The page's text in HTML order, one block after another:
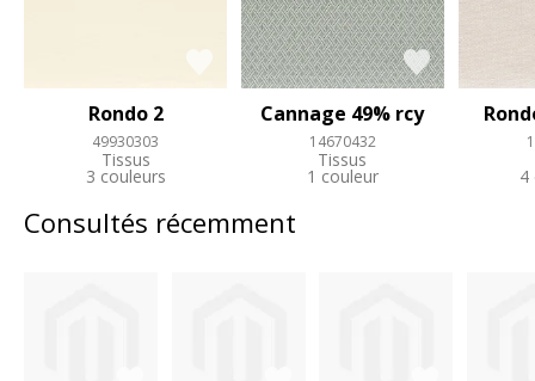
Rondo 2
49930303
Tissus
3 couleurs
Cannage 49% rcy
14670432
Tissus
1 couleur 4
Consultés récemment